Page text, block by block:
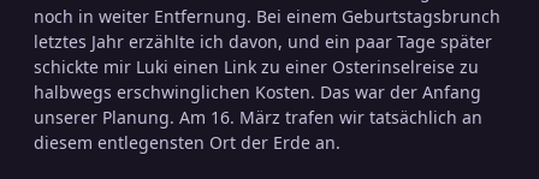
noch in weiter Entfernung. Bei einem Geburtstagsbrunch
letztes Jahr erzählte ich davon, und ein paar Tage später
schickte mir Luki einen Link zu einer Osterinselreise zu
halbwegs erschwinglichen Kosten. Das war der Anfang
unserer Planung. Am 16. März trafen wir tatsächlich an
diesem entlegensten Ort der Erde an.